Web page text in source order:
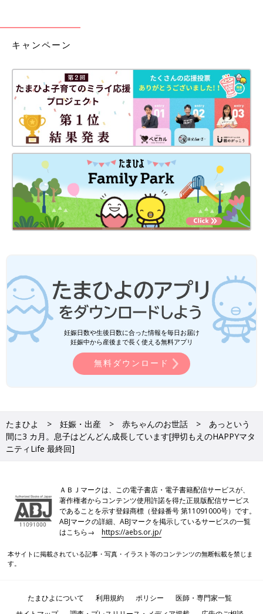
キャンペーン
妊娠日数や生後日数に合った情報を毎日お届け
妊娠中から産後まで長く使える無料アプリ
無料ダウンロード
たまひよ 妊娠・出産 赤ちゃんのお世話
あっという
間に3 カ月。息子はどんどん成長しています[押切もえのHAPPYマタ
ニティLife 最終回]
ＡＢＪマークは、この電子書店・電子書籍配信サービスが、
著作権者からコンテンツ使用許諾を得た正規版配信サービス
であることを示す登録商標（登録番号 第11091000号）です。
ABJマークの詳細、ABJマークを掲示しているサービスの一覧
はこちら→https://aebs.or.jp/
本サイトに掲載されている記事・写真・イラスト等のコンテンツの無断転載を禁じま
す。
たまひよについて 利用規約 ポリシー
医師・専門家一覧